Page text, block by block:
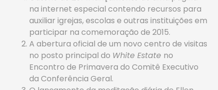
na internet especial contendo recursos para
auxiliar igrejas, escolas e outras instituições em
participar na comemoração de 2015.
A abertura oficial de um novo centro de visitas
no posto principal do White Estate no
Encontro de Primavera do Comitê Executivo
da Conferência Geral.